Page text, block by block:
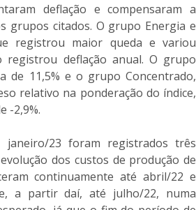
deflação e compensaram a
grupos citados. O grupo Energia e
registrou maior queda e variou
registrou deflação anual. O grupo
de 11,5% e o grupo Concentrado,
relativo na ponderação do índice,
-2,9%.
janeiro/23 foram registrados três
dos custos de produção de
continuamente até abril/22 e
a partir daí, até julho/22, numa